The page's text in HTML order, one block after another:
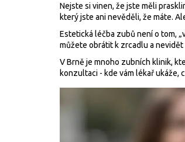
Nejste si vinen, že jste měli
který jste ani nevěděli, že máte.
Estetická léčba zubů není o tom,
můžete obrátit k zrcadlu a
V Brně je mnoho zubních klinik,
konzultaci - kde vám lékař ukáže,